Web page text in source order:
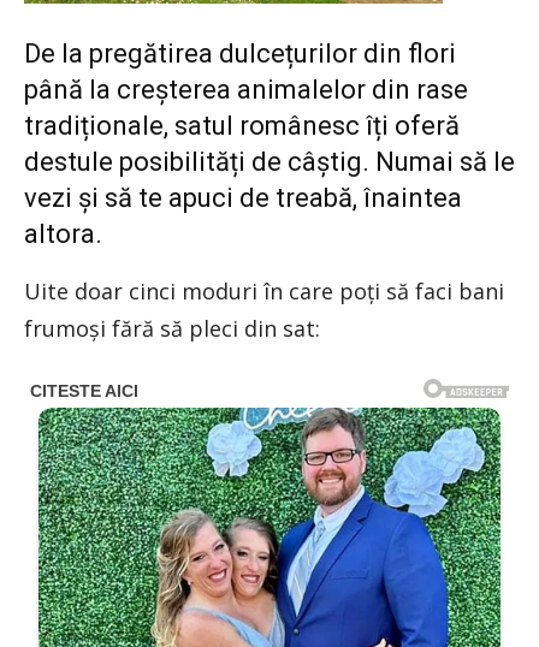
De la pregătirea dulcețurilor din flori
până la creșterea animalelor din rase
tradiționale, satul românesc îți oferă
destule posibilități de câștig. Numai să le
vezi și să te apuci de treabă, înaintea
altora.
Uite doar cinci moduri în care poți să faci bani
frumoși fără să pleci din sat: